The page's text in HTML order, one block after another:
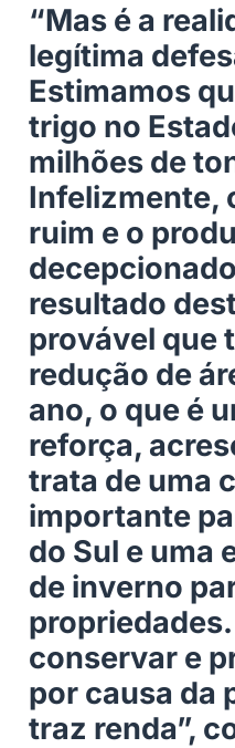
“Mas é a
legítima
Estimamos
trigo no
milhões de
Infelizmente,
ruim e o
resultado
provável que
redução de
ano, o que é
reforça,
trata de uma
importante
do Sul e uma
de inverno
conservar e
por causa da
traz renda”,